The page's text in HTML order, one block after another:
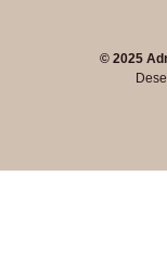
© 2025